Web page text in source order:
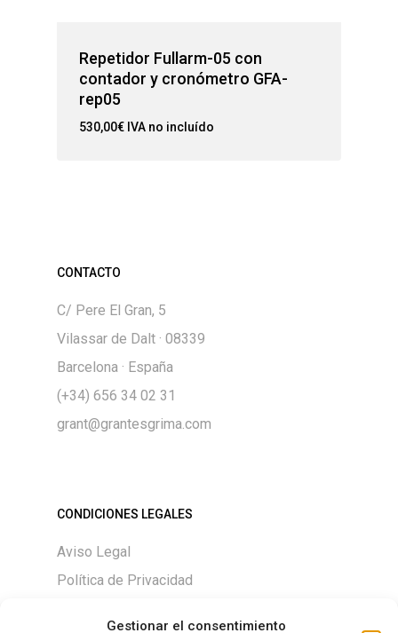
Gestionar el consentimiento
Repetidor Fullarm-05 con
contador y cronómetro GFA-
rep05
530,00€ IVA no incluído
CONTACTO
C/ Pere El Gran, 5
Vilassar de Dalt · 08339
Barcelona · España
(+34) 656 34 02 31
grant@grantesgrima.com
CONDICIONES LEGALES
Aviso Legal
Política de Privacidad